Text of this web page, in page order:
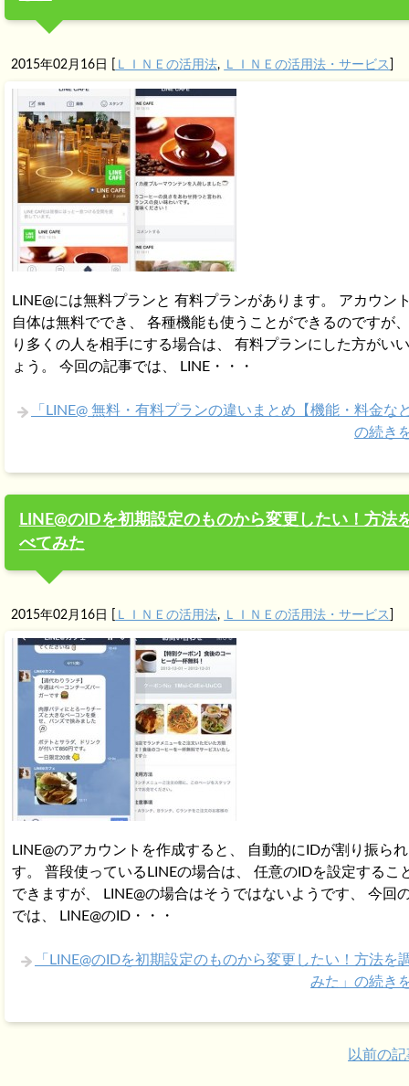
2015年02月16日 ＬＩＮＥの活用法, ＬＩＮＥの活用法・サービス
LINE@には無料プランと 有料プランがあります。 アカウン
自体は無料ででき、 各種機能も使うことができるのですが
り多くの人を相手にする場合は、 有料プランにした方がい
ょう。 今回の記事では、 LINE・・・
「LINE@ 無料・有料プランの違いまとめ【機能・料金な
の続き
LINE@のIDを初期設定のものから変更したい！方法
べてみた
2015年02月16日 ＬＩＮＥの活用法, ＬＩＮＥの活用法・サービス
LINE@のアカウントを作成すると、 自動的にIDが割り振ら
す。 普段使っているLINEの場合は、 任意のIDを設定するこ
できますが、 LINE@の場合はそうではないようです、 今回
では、 LINE@のID・・・
「LINE@のIDを初期設定のものから変更したい！方法を
みた」の続き
以前の